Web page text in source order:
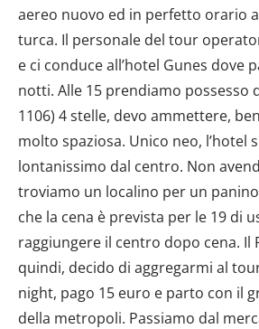
aereo nuovo ed in perfetto orario
turca. Il personale del tour
e ci conduce all’hotel Gunes dove
notti. Alle 15 prendiamo possesso
1106) 4 stelle, devo ammettere,
molto spaziosa. Unico neo, l’hotel
lontanissimo dal centro. Non
troviamo un localino per un
che la cena è prevista per le 19 di
raggiungere il centro dopo cena. Il
quindi, decido di aggregarmi al
night, pago 15 euro e parto con il
della metropoli. Passiamo dal